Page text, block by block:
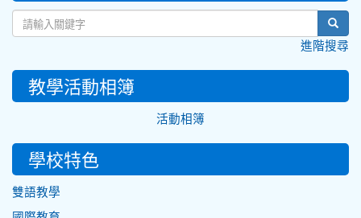
進階搜尋
教學活動相簿
活動相簿
學校特色
雙語教學